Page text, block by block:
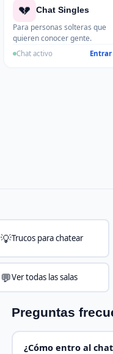
💔 Chat Singles
Para personas solteras que
quieren conocer gente.
Chat activo
💡Trucos para chatear
💬Ver todas las salas
Preguntas
¿Cómo entro al